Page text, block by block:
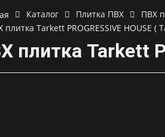
Каталог Плитка ПВХ
ПВХ
плитка Tarkett PROGRESSIVE HOUSE (
плитка Tarkett